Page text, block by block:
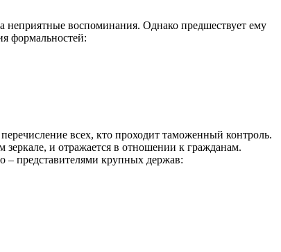
неприятные воспоминания. Однако предшествует ему
формальностей:
всех, кто проходит таможенный контроль.
и отражается в отношении к гражданам.
– представителями крупных держав: